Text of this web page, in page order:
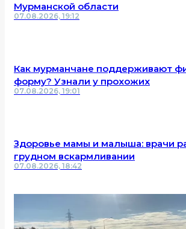
Мурманской области
07.08.2026, 19:12
Как мурманчане поддерживают
форму? Узнали у прохожих
07.08.2026, 19:01
Здоровье мамы и малыша: врачи
грудном вскармливании
07.08.2026, 18:42